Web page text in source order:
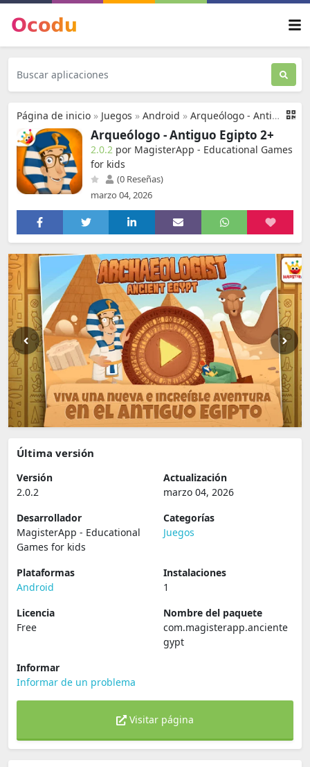
Página de inicio » Juegos » Android » Arqueólogo - Antiguo Egipto 2+
Arqueólogo - Antiguo Egipto 2+
2.0.2 por MagisterApp - Educational Games
for kids
(0 Reseñas)
marzo 04, 2026
Última versión
Versión
2.0.2
Actualización
marzo 04, 2026
Desarrollador
MagisterApp - Educational
Games for kids
Categorías
Juegos
Plataformas
Android
Instalaciones
1
Licencia
Free
Nombre del paquete
com.magisterapp.anciente
gypt
Informar
Informar de un problema
Visitar página